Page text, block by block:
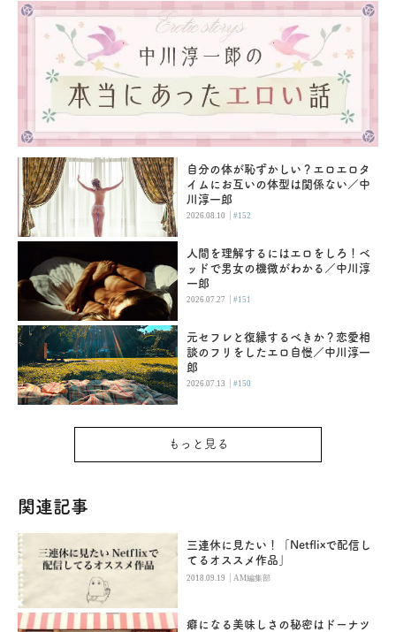
自分の体が恥ずかしい？エロエロタ
イムにお互いの体型は関係ない／中
川淳一郎
2026.08.10 |#152
人間を理解するにはエロをしろ！ベ
ッドで男女の機微がわかる／中川淳
一郎
2026.07.27 |#151
元セフレと復縁するべきか？恋愛相
談のフリをしたエロ自慢／中川淳一
郎
2026.07.13 |#150
もっと見る
関連記事
三連休に見たい！「Netflixで配信し
てるオススメ作品」
2018.09.19 |AM編集部
癖になる美味しさの秘密はドーナツ